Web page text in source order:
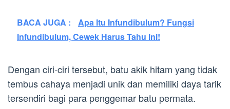
BACA JUGA :
Apa Itu Infundibulum? Fungsi
Infundibulum, Cewek Harus Tahu Ini!
Dengan ciri-ciri tersebut, batu akik hitam yang tidak
tembus cahaya menjadi unik dan memiliki daya tarik
tersendiri bagi para penggemar batu permata.